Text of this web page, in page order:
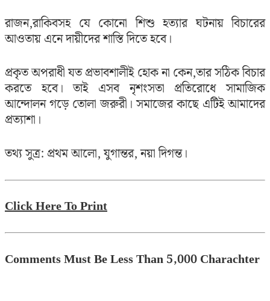
রাজন,রাকিবসহ যে কোনো শিশু হত্যার ঘটনায় বিচারের
আওতায় এনে দায়ীদের শাস্তি দিতে হবে।
প্রকৃত অপরাধী যত প্রভাবশালীই হোক না কেন,তার সঠিক বিচার
করতে হবে। তাই এসব নৃশংসতা প্রতিরোধে সামাজিক
আন্দোলন গড়ে তোলা জরুরী। সমাজের কাছে এটিই আমাদের
প্রত্যাশা।
তথ্য সুত্র: প্রথম আলো, যুগান্তর, নয়া দিগন্ত।
Click Here To Print
Comments Must Be Less Than 5,000 Charachter